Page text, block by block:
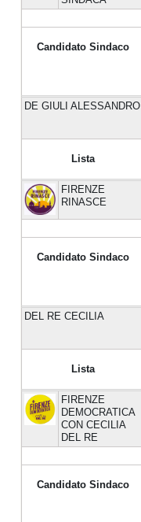
Candidato Sindaco
DE GIULI ALESSANDRO
Lista
FIRENZE
RINASCE
Candidato Sindaco
DEL RE CECILIA
Lista
FIRENZE
DEMOCRATICA
CON CECILIA
DEL RE
Candidato Sindaco